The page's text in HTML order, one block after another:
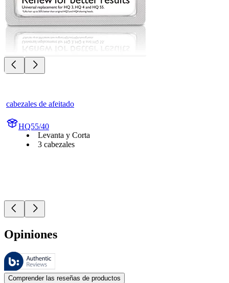
cabezales de afeitado
HQ55/40
Levanta y Corta
3 cabezales
Opiniones
Estas reseñas las gestiona Bazaarvoice y cumplen con la política de
Las opiniones de los clientes en forma de reseñas de productos y
Comprender las reseñas de productos